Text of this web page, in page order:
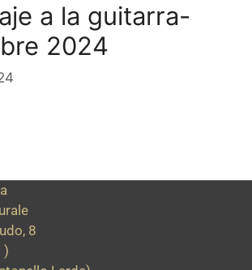
a la guitarra-
2024
8
)